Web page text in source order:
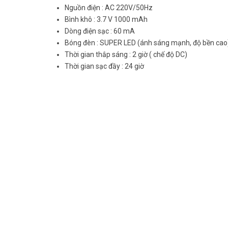
Nguồn điện : AC 220V/50Hz
Bình khô : 3.7 V 1000 mAh
Dòng điện sạc : 60 mA
Bóng đèn : SUPER LED (ánh sáng mạnh, độ bền
Thời gian thắp sáng : 2 giờ ( chế độ DC)
Thời gian sạc đầy : 24 giờ